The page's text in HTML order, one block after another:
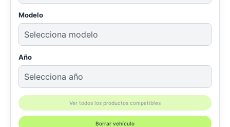
Modelo
Año
Ver todos los productos compatibles
Borrar vehículo